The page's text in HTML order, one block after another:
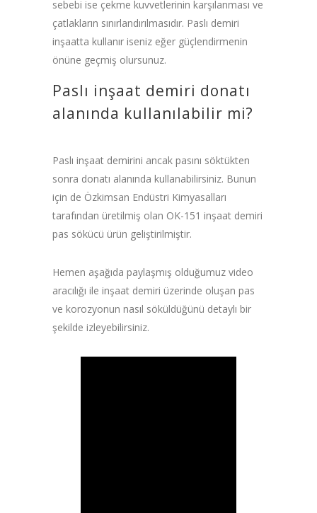
sebebi ise çekme kuvvetlerinin karşılanması ve
çatlakların sınırlandırılmasıdır. Paslı demiri
inşaatta kullanır iseniz eğer güçlendirmenin
önüne geçmiş olursunuz.
Paslı inşaat demiri donatı
alanında kullanılabilir mi?
Paslı inşaat demirini ancak pasını söktükten
sonra donatı alanında kullanabilirsiniz. Bunun
için de Özkimsan Endüstri Kimyasalları
tarafından üretilmiş olan OK-151 inşaat demiri
pas sökücü ürün geliştirilmiştir.
Hemen aşağıda paylaşmış olduğumuz video
aracılığı ile inşaat demiri üzerinde oluşan pas
ve korozyonun nasıl söküldüğünü detaylı bir
şekilde izleyebilirsiniz.